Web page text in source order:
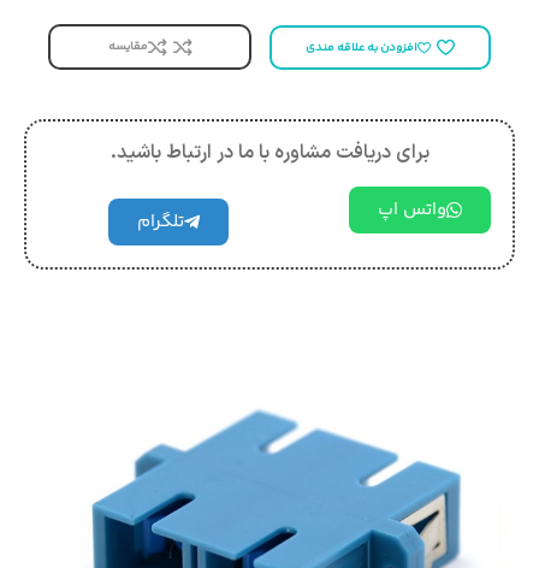
افزودن به علاقه مندی مقایسه
برای دریافت مشاوره با ما در ارتباط باشید.
واتس اپ تلگرام